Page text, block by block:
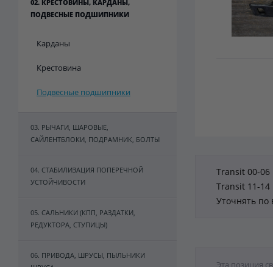
02. КРЕСТОВИНЫ, КАРДАНЫ,
ПОДВЕСНЫЕ ПОДШИПНИКИ
Карданы
Крестовина
Подвесные подшипники
03. РЫЧАГИ, ШАРОВЫЕ,
САЙЛЕНТБЛОКИ, ПОДРАМНИК, БОЛТЫ
04. СТАБИЛИЗАЦИЯ ПОПЕРЕЧНОЙ
УСТОЙЧИВОСТИ
05. САЛЬНИКИ (КПП, РАЗДАТКИ,
РЕДУКТОРА, СТУПИЦЫ)
06. ПРИВОДА, ШРУСЫ, ПЫЛЬНИКИ
Transit 00-06
Transit 11-14
Уточнять по
Эта позиция